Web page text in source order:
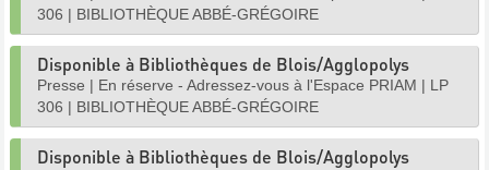
306 | BIBLIOTHÈQUE ABBÉ-GRÉGOIRE
Disponible à Bibliothèques de Blois/Agglopolys
Presse | En réserve - Adressez-vous à l'Espace PRIAM | LP
306 | BIBLIOTHÈQUE ABBÉ-GRÉGOIRE
Disponible à Bibliothèques de Blois/Agglopolys